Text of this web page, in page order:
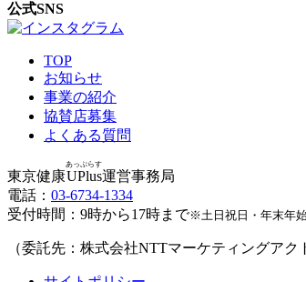
公式SNS
TOP
お知らせ
事業の紹介
協賛店募集
よくある質問
東京健康UPlus
あっぷらす
運営事務局
電話： 03-6734-1334
受付時間：9時から17時まで※土日祝日・年末年
（委託先：株式会社NTTマーケティングアク